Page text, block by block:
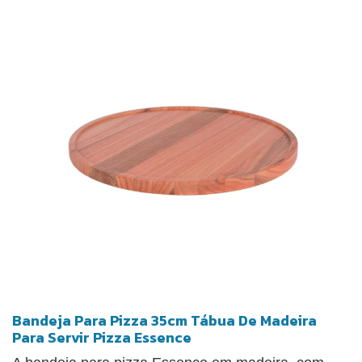
Bandeja Para Pizza 35cm Tábua De Madeira
Para Servir Pizza Essence